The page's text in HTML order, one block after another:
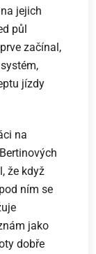
jejich
půl
začínal,
jízdy
na
že když
ním se
jako
dobře